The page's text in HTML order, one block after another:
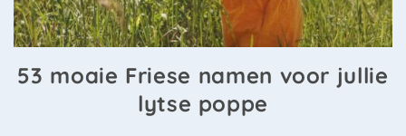
53 moaie Friese namen voor jullie
lytse poppe